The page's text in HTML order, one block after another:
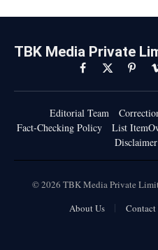
TBK Media Private
Facebook
X
(Twitter)
Editorial Team
Fact-Checking Policy
List
Disclaimer
© 2026 TBK Media Private
About Us
Contact